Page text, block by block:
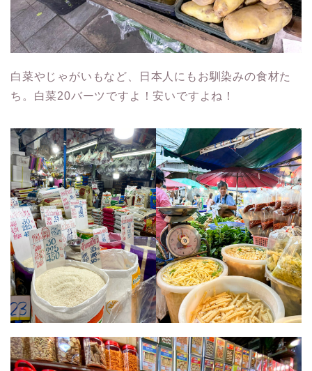
白菜やじゃがいもなど、日本人にもお馴染みの食材た
ち。白菜20バーツですよ！安いですよね！